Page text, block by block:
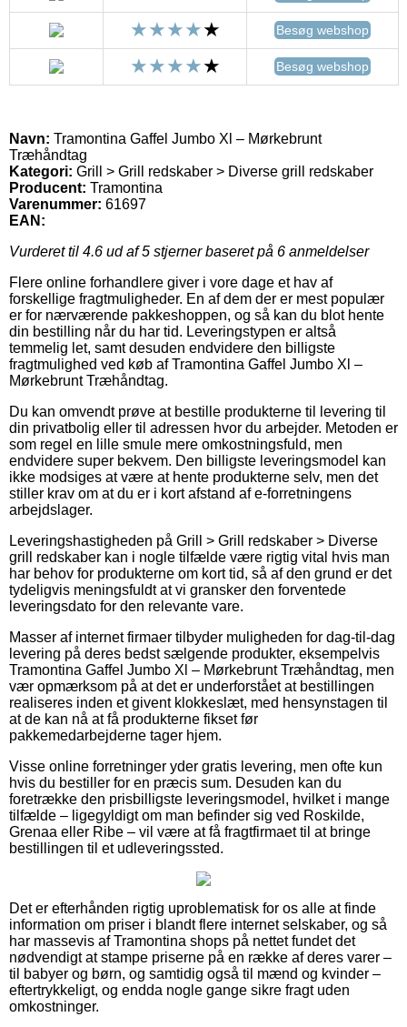
Besøg webshop
Besøg webshop
Navn: Tramontina Gaffel Jumbo Xl – Mørkebrunt
Træhåndtag
Kategori: Grill > Grill redskaber > Diverse grill redskaber
Producent: Tramontina
Varenummer: 61697
EAN:
Vurderet til 4.6 ud af 5 stjerner baseret på 6 anmeldelser
Flere online forhandlere giver i vore dage et hav af
forskellige fragtmuligheder. En af dem der er mest populær
er for nærværende pakkeshoppen, og så kan du blot hente
din bestilling når du har tid. Leveringstypen er altså
temmelig let, samt desuden endvidere den billigste
fragtmulighed ved køb af Tramontina Gaffel Jumbo Xl –
Mørkebrunt Træhåndtag.
Du kan omvendt prøve at bestille produkterne til levering til
din privatbolig eller til adressen hvor du arbejder. Metoden er
som regel en lille smule mere omkostningsfuld, men
endvidere super bekvem. Den billigste leveringsmodel kan
ikke modsiges at være at hente produkterne selv, men det
stiller krav om at du er i kort afstand af e-forretningens
arbejdslager.
Leveringshastigheden på Grill > Grill redskaber > Diverse
grill redskaber kan i nogle tilfælde være rigtig vital hvis man
har behov for produkterne om kort tid, så af den grund er det
tydeligvis meningsfuldt at vi gransker den forventede
leveringsdato for den relevante vare.
Masser af internet firmaer tilbyder muligheden for dag-til-dag
levering på deres bedst sælgende produkter, eksempelvis
Tramontina Gaffel Jumbo Xl – Mørkebrunt Træhåndtag, men
vær opmærksom på at det er underforstået at bestillingen
realiseres inden et givent klokkeslæt, med hensynstagen til
at de kan nå at få produkterne fikset før
pakkemedarbejderne tager hjem.
Visse online forretninger yder gratis levering, men ofte kun
hvis du bestiller for en præcis sum. Desuden kan du
foretrække den prisbilligste leveringsmodel, hvilket i mange
tilfælde – ligegyldigt om man befinder sig ved Roskilde,
Grenaa eller Ribe – vil være at få fragtfirmaet til at bringe
bestillingen til et udleveringssted.
Det er efterhånden rigtig uproblematisk for os alle at finde
information om priser i blandt flere internet selskaber, og så
har massevis af Tramontina shops på nettet fundet det
nødvendigt at stampe priserne på en række af deres varer –
til babyer og børn, og samtidig også til mænd og kvinder –
eftertrykkeligt, og endda nogle gange sikre fragt uden
omkostninger.